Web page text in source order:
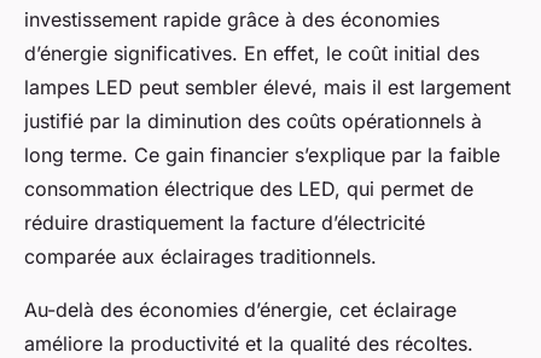
investissement rapide grâce à des économies
d’énergie significatives. En effet, le coût initial des
lampes LED peut sembler élevé, mais il est largement
justifié par la diminution des coûts opérationnels à
long terme. Ce gain financier s’explique par la faible
consommation électrique des LED, qui permet de
réduire drastiquement la facture d’électricité
comparée aux éclairages traditionnels.
Au-delà des économies d’énergie, cet éclairage
améliore la productivité et la qualité des récoltes.